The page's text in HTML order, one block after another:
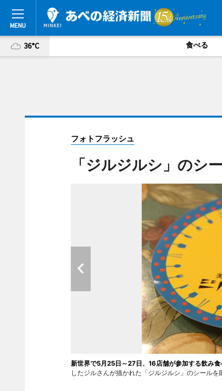
36°C 食べる
フォトフラッシュ
「ジルジルシ」のシ
新世界で5月25日～27日、16店舗が参加する飲み
したジルさんが描かれた「ジルジルシ」のシールを